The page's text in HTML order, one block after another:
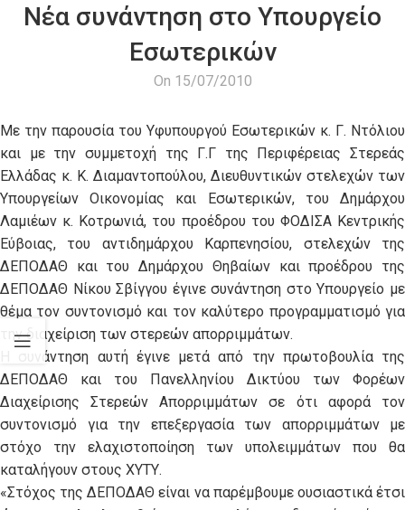
Νέα συνάντηση στο Υπουργείο
Εσωτερικών
On 15/07/2010
Με την παρουσία του Υφυπουργού Εσωτερικών κ. Γ. Ντόλιου
και με την συμμετοχή της Γ.Γ της Περιφέρειας Στερεάς
Ελλάδας κ. Κ. Διαμαντοπούλου, Διευθυντικών στελεχών των
Υπουργείων Οικονομίας και Εσωτερικών, του Δημάρχου
Λαμιέων κ. Κοτρωνιά, του προέδρου του ΦΟΔΙΣΑ Κεντρικής
Εύβοιας, του αντιδημάρχου Καρπενησίου, στελεχών της
ΔΕΠΟΔΑΘ και του Δημάρχου Θηβαίων και προέδρου της
ΔΕΠΟΔΑΘ Νίκου Σβίγγου έγινε συνάντηση στο Υπουργείο με
θέμα τον συντονισμό και τον καλύτερο προγραμματισμό για
την διαχείριση των στερεών απορριμμάτων.
Η συνάντηση αυτή έγινε μετά από την πρωτοβουλία της
ΔΕΠΟΔΑΘ και του Πανελληνίου Δικτύου των Φορέων
Διαχείρισης Στερεών Απορριμμάτων σε ότι αφορά τον
συντονισμό για την επεξεργασία των απορριμμάτων με
στόχο την ελαχιστοποίηση των υπολειμμάτων που θα
καταλήγουν στους ΧΥΤΥ.
«Στόχος της ΔΕΠΟΔΑΘ είναι να παρέμβουμε ουσιαστικά έτσι